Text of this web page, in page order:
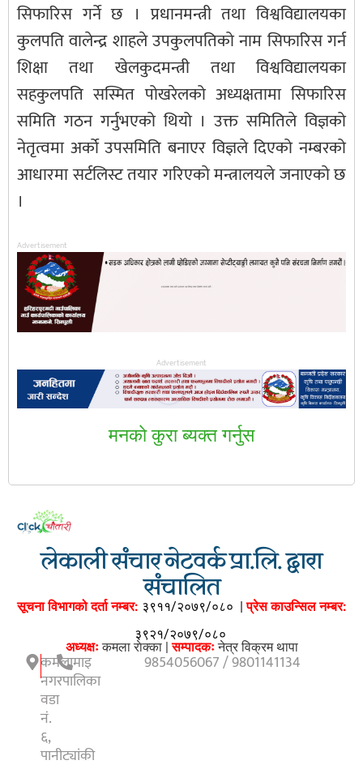
सिफारिस गर्ने छ । प्रधानमन्त्री तथा विश्वविद्यालयका
कुलपति वालेन्द्र शाहले उपकुलपतिको नाम सिफारिस गर्न
शिक्षा तथा खेलकुदमन्त्री तथा विश्वविद्यालयका
सहकुलपति सस्मित पोखरेलको अध्यक्षतामा सिफारिस
समिति गठन गर्नुभएको थियो । उक्त समितिले विज्ञको
नेतृत्वमा अर्को उपसमिति बनाएर विज्ञले दिएको नम्बरको
आधारमा सर्टलिस्ट तयार गरिएको मन्त्रालयले जनाएको छ
।
Advertisement
Advertisement
मनकाे कुरा ब्यक्त गर्नुस
लेकाली संचार नेटवर्क प्रा.लि. द्वारा
संचालित
सूचना विभागको दर्ता नम्बर: ३९११/२०७९/०८० |प्रेस काउन्सिल नम्बर:
३९२१/२०७९/०८०
अध्यक्षःकमला राेक्का |सम्पादकःनेत्र विक्रम थापा
कमलामाइ
नगरपालिका
वडा
नं.
६,
पानीट्यांकी
9854056067 / 9801141134